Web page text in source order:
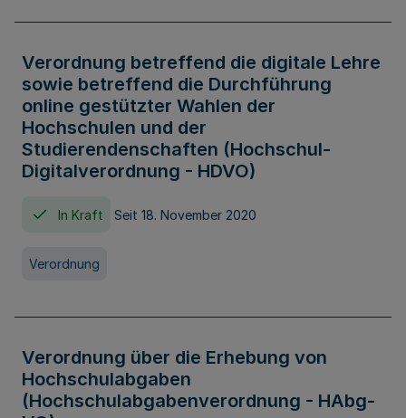
Verordnung betreffend die digitale Lehre
sowie betreffend die Durchführung
online gestützter Wahlen der
Hochschulen und der
Studierendenschaften (Hochschul-
Digitalverordnung - HDVO)
In Kraft Seit 18. November 2020
Verordnung
Verordnung über die Erhebung von
Hochschulabgaben
(Hochschulabgabenverordnung - HAbg-